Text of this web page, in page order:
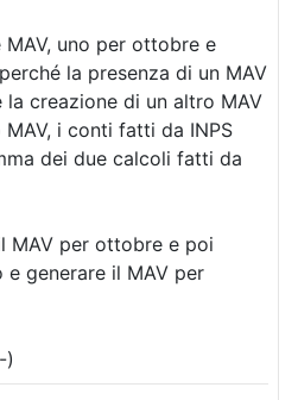
MAV, uno per ottobre e
la presenza di un MAV
creazione di un altro MAV
i conti fatti da INPS
dei due calcoli fatti da
MAV per ottobre e poi
generare il MAV per